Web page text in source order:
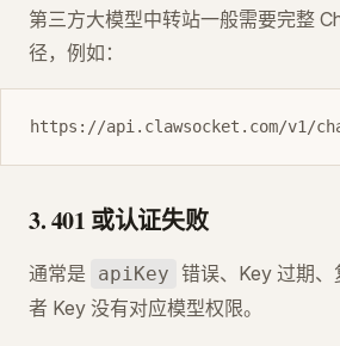
第三方大模型中转站一般需要完整
径，例如：
https://api.clawsocket.com/v1/
3. 401 或认证失败
通常是 apiKey 错误、Key 过期
者 Key 没有对应模型权限。